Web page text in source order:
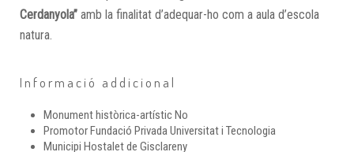
Cerdanyola” amb la finalitat d’adequar-ho com a aula d’escola
natura.
Informació addicional
Monument històrica-artísticNo
PromotorFundació Privada Universitat i Tecnologia
Municipi Hostalet de Gisclareny